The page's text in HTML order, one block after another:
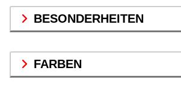
BESONDERHEITEN
FARBEN